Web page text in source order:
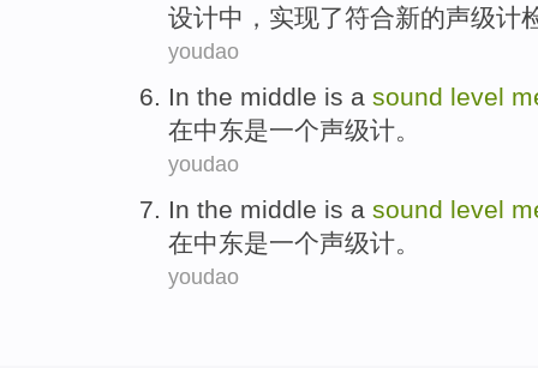
设计中，实现了符合新的声级计
youdao
In the middle is a sound level
在中东是一个声级计。
youdao
In the middle is a sound level
在中东是一个声级计。
youdao